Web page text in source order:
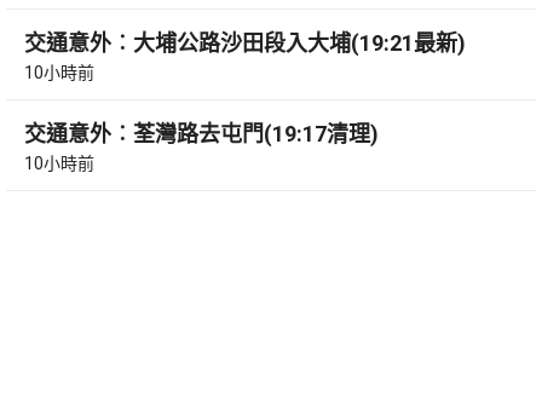
交通意外︰大埔公路沙田段入大埔(19:21最新)
10小時前
交通意外︰荃灣路去屯門(19:17清理)
10小時前